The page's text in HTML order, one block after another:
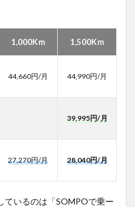
1,000Kｍ 1,500Kｍ
44,660円/月 44,990円/月
39,995円/月
27,270円/月 28,040円/月
ているのは「SOMPOで乗ー